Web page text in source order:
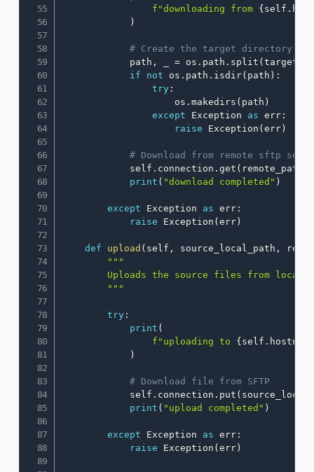
f"downloading from { self .
)
# Create the target directory
            path
, = os . path . split (
if
not os . path . isdir( path ) :
try:
                    os
. makedirs ( path )
except Exception as err:
raise Exception ( err)
# Download from remote sftp
            self
. connection . get ( remote_path
print ( "download completed" )
except Exception as err:
raise Exception ( err)
def upload ( self , source_local_path ,
"""
Uploads the source files from local
        """
try:
print (
f"uploading to { self . hostname
)
# Download file from SFTP
            self
. connection . put (
print ( "upload completed" )
except Exception as err:
raise Exception ( err)